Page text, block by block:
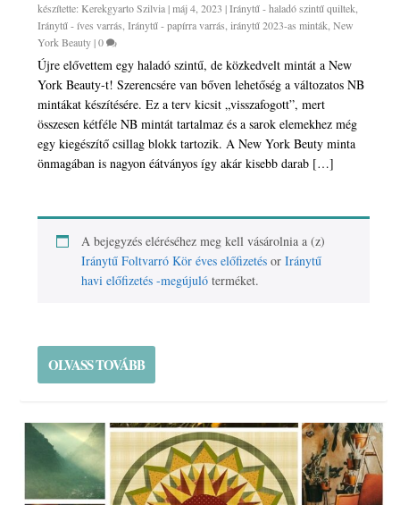
készítette:Kerekgyarto Szilvia|máj 4, 2023 |Iránytű - haladó szintű quiltek,
Iránytű - íves varrás,Iránytű - papírra varrás,iránytű 2023-as minták,New
York Beauty|0
Újre elővettem egy haladó szintű, de közkedvelt mintát a New
York Beauty-t! Szerencsére van bőven lehetőség a változatos NB
mintákat készítésére. Ez a terv kicsit „visszafogott”, mert
összesen kétféle NB mintát tartalmaz és a sarok elemekhez még
egy kiegészítő csillag blokk tartozik. A New York Beuty minta
önmagában is nagyon éátványos így akár kisebb darab […]
A bejegyzés eléréséhez meg kell vásárolnia a (z)
Iránytű Foltvarró Kör éves előfizetés orIránytű
havi előfizetés -megújuló terméket.
OLVASS TOVÁBB